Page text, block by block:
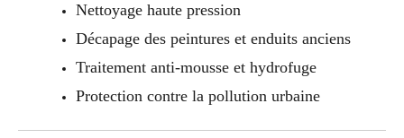
Nettoyage haute pression
Décapage des peintures et enduits anciens
Traitement anti-mousse et hydrofuge
Protection contre la pollution urbaine